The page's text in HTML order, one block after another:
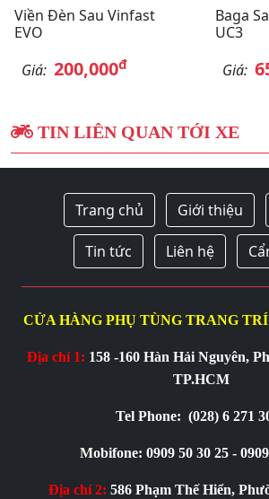
Viền Đèn Sau Vinfast
EVO
Giá: 200,000đ
Baga
UC3
Giá:
TIN LIÊN QUAN TỚI XE
Trang chủ Giới thiệu
Tin tức Liên hệ
CỬA HÀNG PHỤ TÙNG TRANG
Địa chỉ 1: 158 -160 Hàn Hải Nguyên,
TP.HCM
Tel Phone: (028) 6 271
Mobifone: 0909 50 30 25 -
Địa chỉ 2: 586 Phạm Thế Hiển,